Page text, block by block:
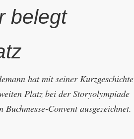
belegt
hat mit seiner Kurzgeschichte
Platz bei der Storyolympiade
Convent ausgezeichnet.